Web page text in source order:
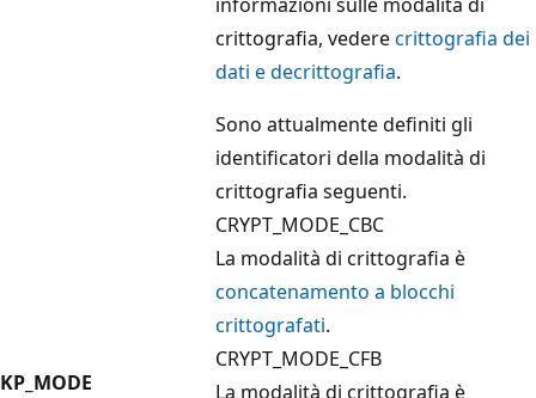
KP_MODE
crittografia, vederecrittografia dei
dati e decrittografia.
Sono attualmente definiti gli
identificatori della modalità di
crittografia seguenti.
CRYPT_MODE_CBC
La modalità di crittografia è
concatenamento a blocchi
crittografati.
CRYPT_MODE_CFB
La modalità di crittografia è